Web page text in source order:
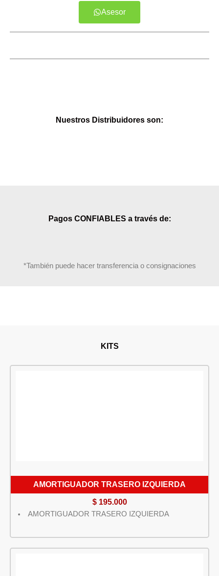
Asesor
Nuestros Distribuidores son:
Pagos CONFIABLES a través de:
*También puede hacer transferencia o consignaciones
KITS
AMORTIGUADOR TRASERO IZQUIERDA
$195.000
AMORTIGUADOR TRASERO IZQUIERDA